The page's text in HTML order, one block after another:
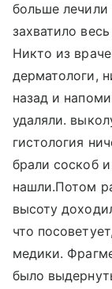
больше лечили
захватило
Никто из
дерматологи,
назад и
удаляли.
гистология
брали соскоб
нашли.Потом
высоту
что
медики.
было